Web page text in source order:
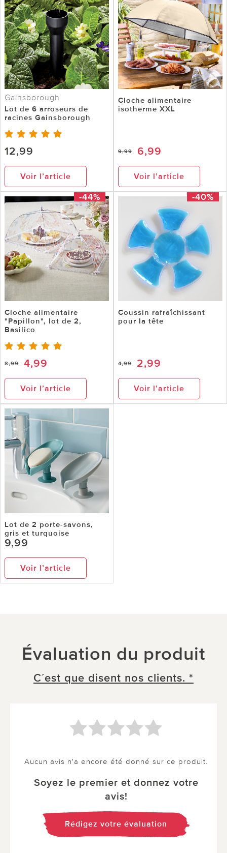
Gainsborough
Lot de 6 arroseurs de
racines Gainsborough
12,99
Voir l’article
Cloche alimentaire
isotherme XXL
9,99 6,99
Voir l’article
-44%
Cloche alimentaire
"Papillon", lot de 2,
Basilico
8,99 4,99
Voir l’article
-40%
Coussin rafraîchissant
pour la tête
4,99 2,99
Voir l’article
Lot de 2 porte-savons,
gris et turquoise
9,99
Voir l’article
Évaluation du produit
C´est que disent nos clients. *
Aucun avis n'a encore été donné sur ce produit.
Soyez le premier et donnez votre
avis!
Rédigez votre évaluation